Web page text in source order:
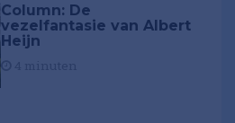
Column: De
vezelfantasie van Albert
Heijn